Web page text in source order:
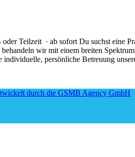
Teilzeit · ab sofort Du suchst eine
wir mit einem breiten
persönliche Betreuung
durch die GSMB Agency GmbH